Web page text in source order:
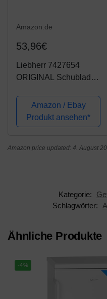
Amazon.de
53,96€
Liebherr 7427654
ORIGINAL Schublade
Gemüseschale
Schublade Kühlfach
Kühlschublade
Behälter Schale Fach
Amazon / Ebay
Produkt ansehen*
Amazon price updated: 4. August
Kategorie:
Schlagwörter:
Ähnliche Produkte
-4%